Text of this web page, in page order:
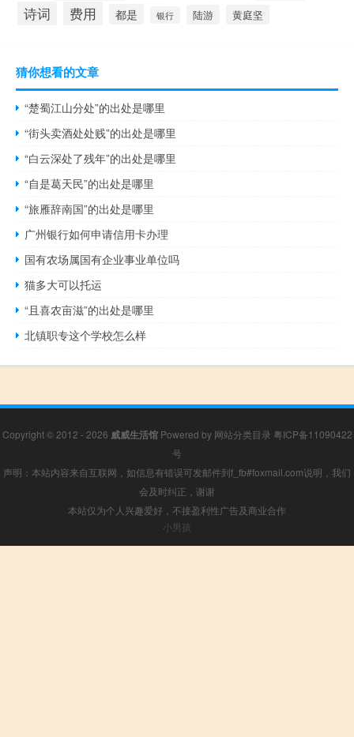
诗词 费用 都是 银行 陆游 黄庭坚
猜你想看的文章
“楚蜀江山分处”的出处是哪里
“街头卖酒处处贱”的出处是哪里
“白云深处了残年”的出处是哪里
“自是葛天民”的出处是哪里
“旅雁辞南国”的出处是哪里
广州银行如何申请信用卡办理
国有农场属国有企业事业单位吗
猫多大可以托运
“且喜农亩滋”的出处是哪里
北镇职专这个学校怎么样
Copyright © 2012 - 2026 威威生活馆Powered by 网站分类目录 粤ICP备11090422
号
声明：本站内容来自互联网，如信息有错误可发邮件到f_fb#foxmail.com说明，我们
会及时纠正，谢谢
本站仅为个人兴趣爱好，不接盈利性广告及商业合作
小男孩